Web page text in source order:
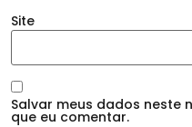
Site
Salvar meus dados neste
que eu comentar.